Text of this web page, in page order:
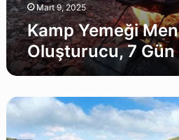
Mart 9, 2025
Kamp Yemeği
Oluşturucu, 7
Ihlara
Vadisi
Turu